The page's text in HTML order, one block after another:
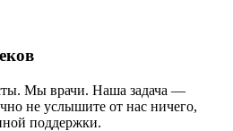
Мы врачи. Наша задача —
не услышите от нас ничего,
поддержки.